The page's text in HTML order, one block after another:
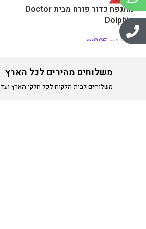
-36%
מתנפח כדור פורח מבית Doctor
Dolphin
₪1,550
₪995
משלוחים מהירים לכל הארץ
משלוחים לבית הלקוח לכל חלקי הארץ ועד 7 ימי עסקים